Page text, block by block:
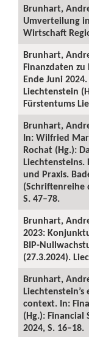
Brunhart,
Umverteilung
Wirtschaft
Brunhart,
Finanzdaten
Ende Juni
Liechtenstein
Fürstentums
Brunhart,
In: Wilfried
Rochat (Hg.):
Liechtensteins.
und Praxis.
(Schriftenreihe
S. 47–78.
Brunhart,
2023:
BIP-
(27.3.2024).
Brunhart,
context. In:
(Hg.): Financial
2024, S. 16–18.